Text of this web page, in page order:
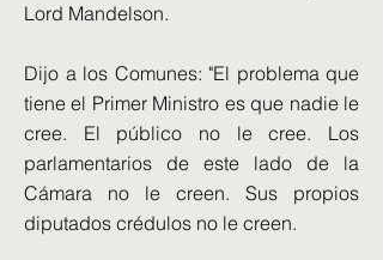
Lord Mandelson.
Dijo a los Comunes: "El problema que
tiene el Primer Ministro es que nadie le
cree. El público no le cree. Los
parlamentarios de este lado de la
Cámara no le creen. Sus propios
diputados crédulos no le creen.